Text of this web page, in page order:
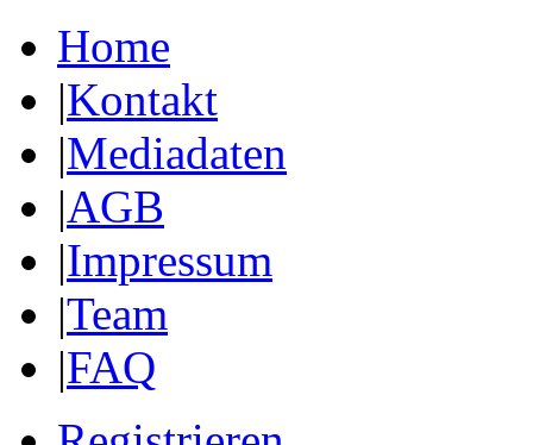
Home
|Kontakt
|Mediadaten
|AGB
|Impressum
|Team
|FAQ